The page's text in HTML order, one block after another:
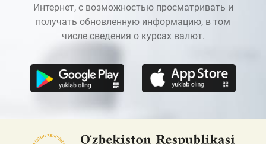
Интернет, с возможностью просматривать и
получать обновленную информацию, в том
числе сведения о курсах валют.